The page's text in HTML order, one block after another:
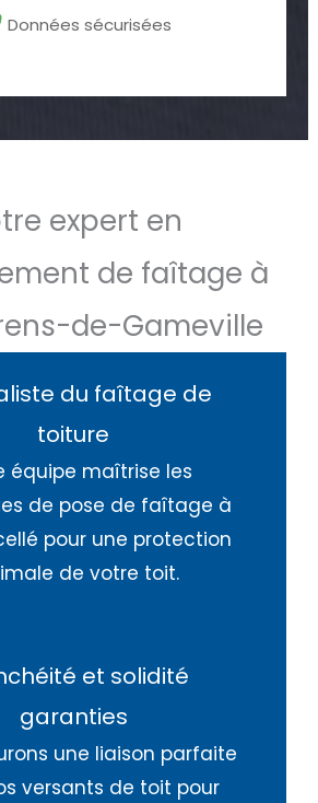
Données sécurisées
expert en
de faîtage à
de-Gameville
du faîtage de
toiture
équipe maîtrise les
de pose de faîtage à
pour une protection
de votre toit.
et solidité
garanties
une liaison parfaite
versants de toit pour